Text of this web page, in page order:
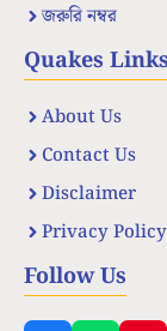
জরুরি নম্বর
Quakes Links
About Us
Contact Us
Disclaimer
Privacy Policy
Follow Us